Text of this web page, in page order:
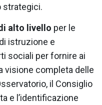
strategici.
alto livello per le
istruzione e
sociali per fornire ai
visione completa delle
il Consiglio
e l’identificazione